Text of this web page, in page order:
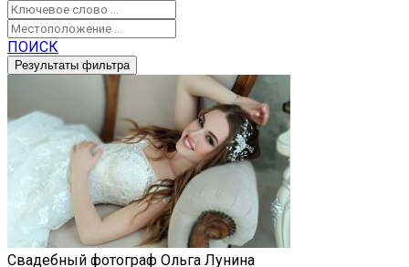
ПОИСК
Свадебный фотограф Ольга Лунина